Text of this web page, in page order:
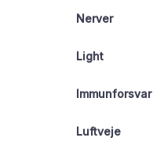
Nerver
Light
Immunforsvar
Luftveje